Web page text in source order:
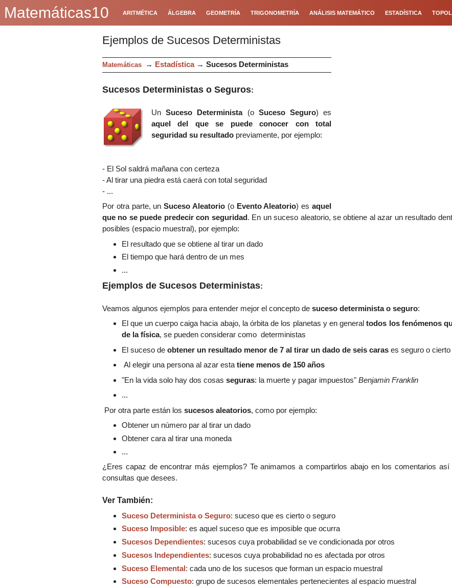
Matemáticas10 ARITMÉTICA ÁLGEBRA GEOMETRÍA TRIGONOMETRÍA ANÁLISIS MATEMÁTICO ESTADÍSTICA
Ejemplos de Sucesos Deterministas
Matemáticas → Estadística→ Sucesos Deterministas
Sucesos Deterministas o Seguros:
UnSuceso Determinista (o Suceso Seguro)es
aquel del que se puede conocer con total
seguridad su resultado previamente, por ejemplo:
- El Sol saldrá mañana con certeza
- Al tirar una piedra está caerá con total seguridad
- ...
Por otra parte, unSuceso Aleatorio (o Evento Aleatorio) esaquel
que no se puede predecircon seguridad. En un suceso aleatorio, se obtiene al azar un resultado
posibles (espacio muestral), por ejemplo:
El resultado que se obtiene al tirar un dado
El tiempo que hará dentro de un mes
...
Ejemplos de Sucesos Deterministas:
Veamos algunos ejemplos para entender mejor el concepto de suceso determinista o seguro:
El que un cuerpo caiga hacia abajo, la órbita de los planetas y en generaltodos los fenómenos
de la física, se pueden considerar como deterministas
El suceso de obtener un resultado menor de 7 al tirar un dado de seis caras es seguro o cierto
Al elegir una persona al azar esta tiene menos de 150 años
"En la vida solo hay dos cosas seguras: la muerte y pagar impuestos" Benjamin Franklin
...
Por otra parte están los sucesos aleatorios, como por ejemplo:
Obtener un número paral tirar un dado
Obtener cara al tirar una moneda
...
¿Eres capaz de encontrar más ejemplos? Te animamos a compartirlos abajo en los comentarios
consultas que desees.
Ver También:
Suceso Determinista o Seguro: suceso que es cierto o seguro
Suceso Imposible: es aquel suceso que es imposible que ocurra
Sucesos Dependientes: sucesos cuya probabilidad se ve condicionada por otros
Sucesos Independientes: sucesos cuya probabilidad no es afectada por otros
Suceso Elemental: cada uno de los sucesos que forman un espacio muestral
Suceso Compuesto: grupo de sucesos elementales pertenecientes al espacio muestral